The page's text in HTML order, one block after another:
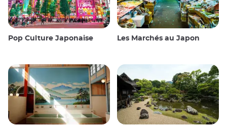
Pop Culture Japonaise Les Marchés au Japon